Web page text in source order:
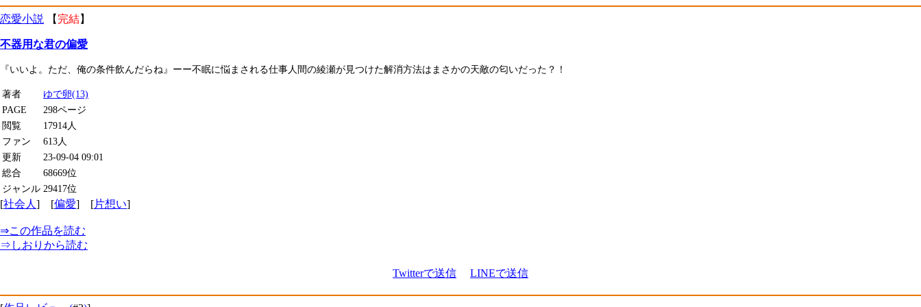
恋愛小説 【 完結】
不器用な君の偏愛
『いいよ。ただ、俺の条件飲んだらね』ーー不眠に悩まされる仕事人間の綾瀬が見つけた解消方法はまさかの天敵の匂いだった？！
著者
ゆで卵(13)
PAGE
298ページ
閲覧
17914人
ファン
613人
更新
23-09-04 09:01
総合
68669位
ジャンル 29417位
[社会人 ] [偏愛] [片想い]
⇒この作品を読む
⇒ しおり から読む
Twitterで送信 LINEで送信